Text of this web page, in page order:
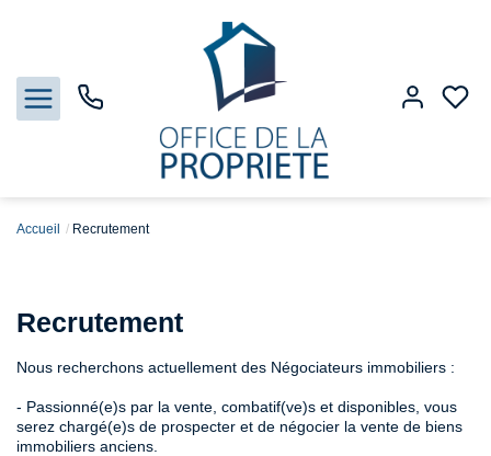
Biens vendus
Estimation
Gestion
Accueil Recrutement
Recrutement
Nous recherchons actuellement des Négociateurs immobiliers :
- Passionné(e)s par la vente, combatif(ve)s et disponibles, vous
serez chargé(e)s de prospecter et de négocier la vente de biens
immobiliers anciens.